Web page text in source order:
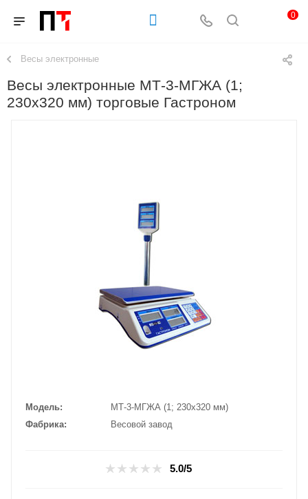
0
Весы электронные
Весы электронные МТ-3-МГЖА (1;
230х320 мм) торговые Гастроном
Модель
МТ-3-МГЖА (1; 230х320 мм)
Фабрика
Весовой завод
5.0/5